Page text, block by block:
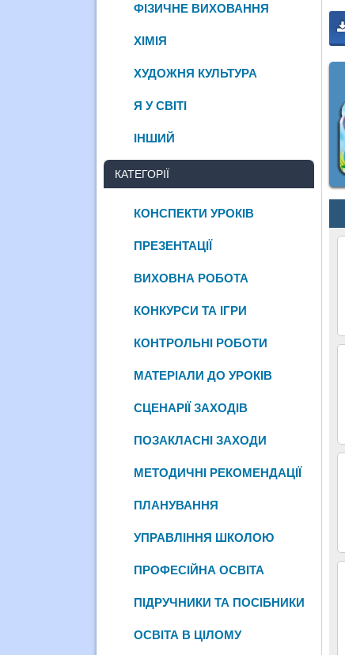
ФІЗИЧНЕ ВИХОВАННЯ
ХІМІЯ
ХУДОЖНЯ КУЛЬТУРА
Я У СВІТІ
ІНШИЙ
КАТЕГОРІЇ
КОНСПЕКТИ УРОКІВ
ПРЕЗЕНТАЦІЇ
ВИХОВНА РОБОТА
КОНКУРСИ ТА ІГРИ
КОНТРОЛЬНІ РОБОТИ
МАТЕРІАЛИ ДО УРОКІВ
СЦЕНАРІЇ ЗАХОДІВ
ПОЗАКЛАСНІ ЗАХОДИ
МЕТОДИЧНІ РЕКОМЕНДАЦІЇ
ПЛАНУВАННЯ
УПРАВЛІННЯ ШКОЛОЮ
ПРОФЕСІЙНА ОСВІТА
ПІДРУЧНИКИ ТА ПОСІБНИКИ
ОСВІТА В ЦІЛОМУ